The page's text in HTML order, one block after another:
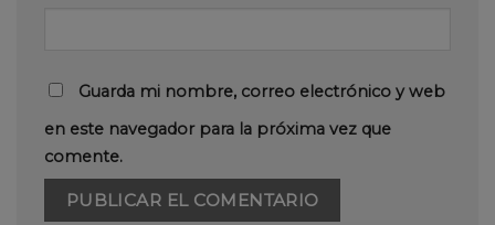
Guarda mi nombre, correo electrónico y web
en este navegador para la próxima vez que
comente.